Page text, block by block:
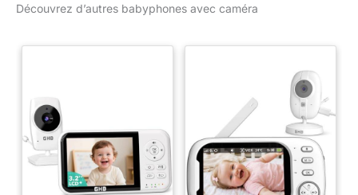
Découvrez d’autres babyphones avec caméra